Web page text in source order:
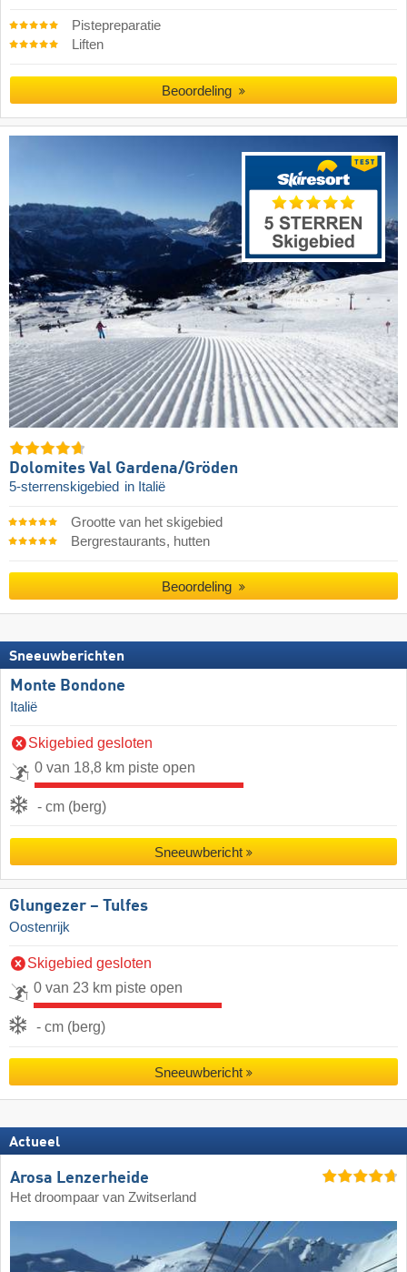
Pistepreparatie
Liften
Beoordeling
Dolomites Val Gardena/​Gröden
5-sterrenskigebied in Italië
Grootte van het skigebied
Bergrestaurants, hutten
Beoordeling
Sneeuwberichten
Monte Bondone
Italië
Skigebied gesloten
0 van 18,8 km piste open
- cm (berg)
Sneeuwbericht
Glungezer – Tulfes
Oostenrijk
Skigebied gesloten
0 van 23 km piste open
- cm (berg)
Sneeuwbericht
Actueel
Arosa Lenzerheide
Het droompaar van Zwitserland